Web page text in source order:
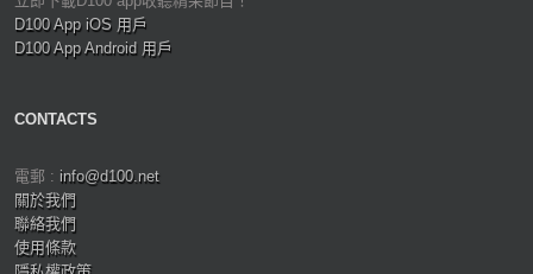
D100 App iOS 用戶
D100 App Android 用戶
CONTACTS
電郵 : info@d100.net
關於我們
聯絡我們
使用條款